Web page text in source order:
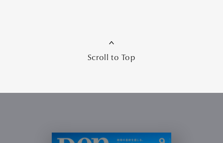
Scroll to Top